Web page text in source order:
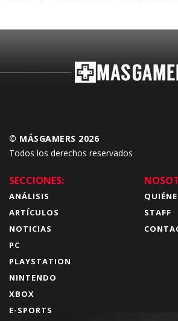
© MÁSGAMERS 2026
Todos los derechos reservados
SECCIONES:
ANÁLISIS
ARTÍCULOS
NOTICIAS
PC
PLAYSTATION
NINTENDO
XBOX
E-SPORTS
STAFF